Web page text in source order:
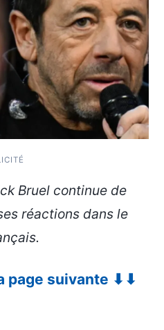
Bruel continue de
réactions dans le
page suivante ⬇⬇